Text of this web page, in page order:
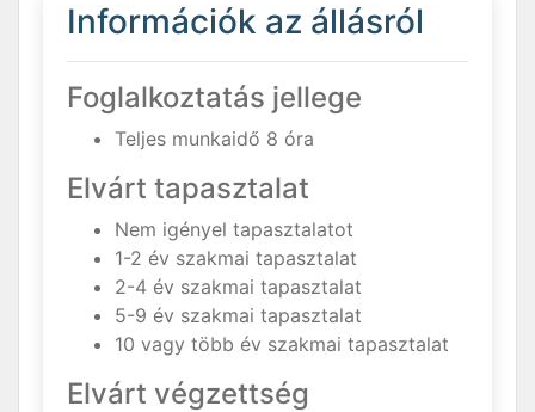
Információk az állásról
Foglalkoztatás jellege
Teljes munkaidő 8 óra
Elvárt tapasztalat
Nem igényel tapasztalatot
1-2 év szakmai tapasztalat
2-4 év szakmai tapasztalat
5-9 év szakmai tapasztalat
10 vagy több év szakmai tapasztalat
Elvárt végzettség